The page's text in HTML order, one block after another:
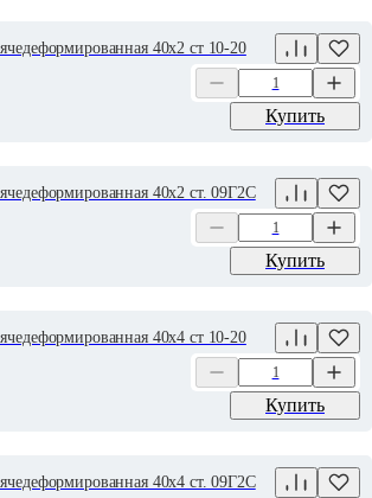
40х2 ст 10-20
Купить
40х2 ст. 09Г2С
Купить
40х4 ст 10-20
Купить
40х4 ст. 09Г2С